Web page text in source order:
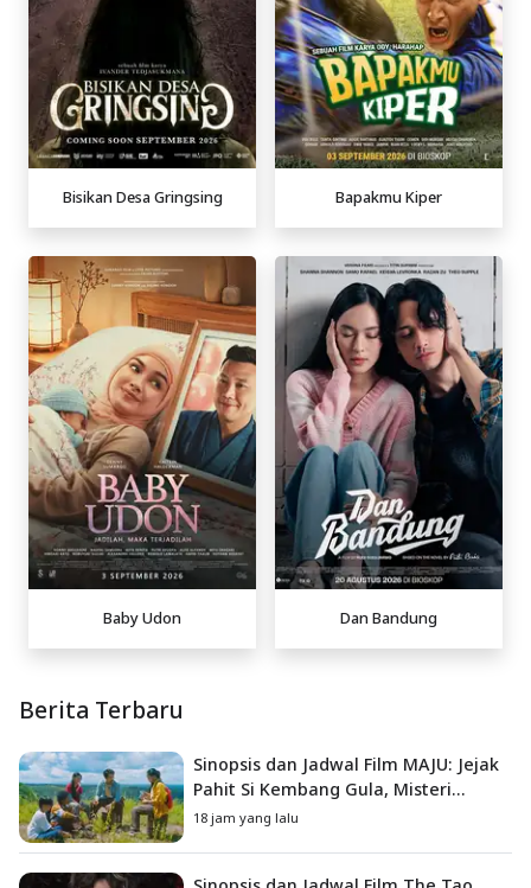
Bisikan Desa Gringsing Bapakmu Kiper
Baby Udon Dan Bandung
Berita Terbaru
Sinopsis dan Jadwal Film MAJU: Jejak
Pahit Si Kembang Gula, Misteri
Hilangnya Bagas di Lokasi Jambore
18 jam yang lalu